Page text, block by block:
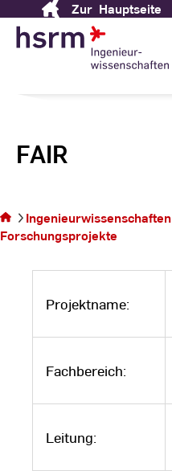
Content
Zur Hauptseite
FAIR
befinden
sich auf
der
Ingenieurwissenschaften
Forschungsprojekte
Projektname:
Fachbereich:
Leitung: